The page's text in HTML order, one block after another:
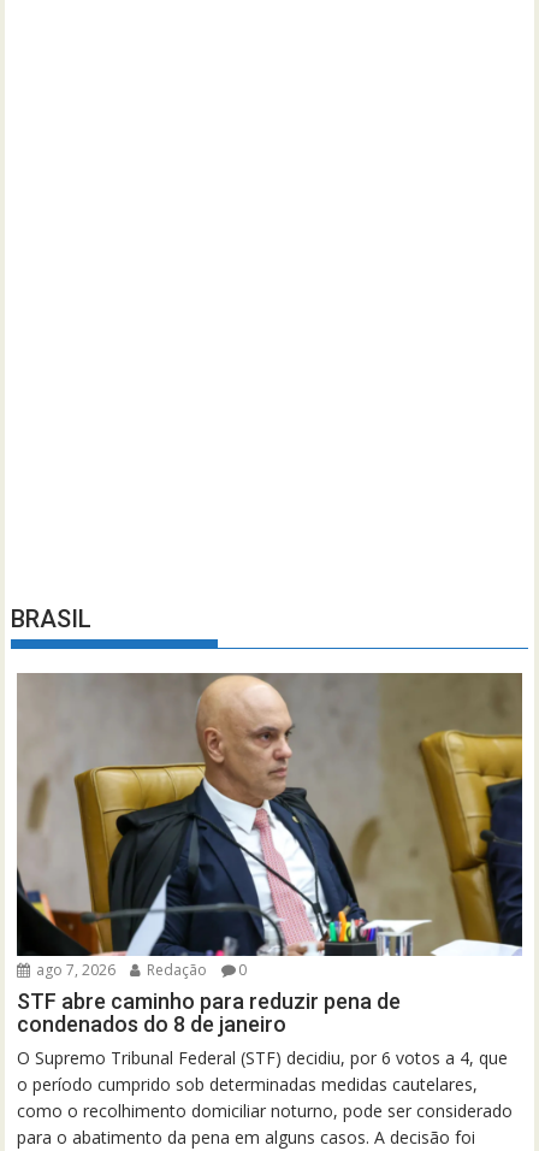
BRASIL
ago 7, 2026 Redação 0
STF abre caminho para reduzir pena de
condenados do 8 de janeiro
O Supremo Tribunal Federal (STF) decidiu, por 6 votos a 4, que
o período cumprido sob determinadas medidas cautelares,
como o recolhimento domiciliar noturno, pode ser considerado
para o abatimento da pena em alguns casos. A decisão foi